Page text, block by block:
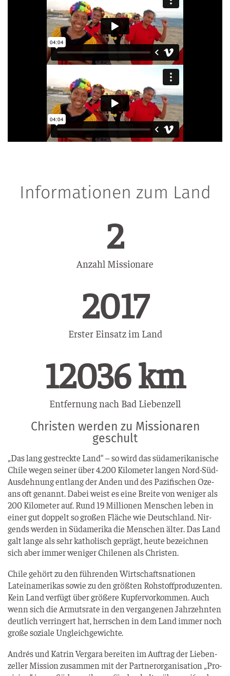
Informationen zum Land
Anzahl Missionare
2
Erster Einsatz im Land
2017
Entfernung nach Bad Liebenzell
12037 km
Christen werden zu Missionaren
geschult
„Das lang gestreck­te Land“ – so wird das süd­ame­ri­ka­ni­sche
Chi­le wegen sei­ner über 4.200 Kilo­me­ter lan­gen Nord-Süd-
Aus­deh­nung ent­lang der Anden und des Pazi­fi­schen Oze­
ans oft genannt. Dabei weist es eine Brei­te von weni­ger als
200 Kilo­me­ter auf. Rund 19 Mil­lio­nen Men­schen leben in
einer gut dop­pelt so gro­ßen Flä­che wie Deutsch­land. Nir­
gends wer­den in Süd­ame­ri­ka die Men­schen älter. Das Land
galt lan­ge als sehr katho­lisch geprägt, heu­te bezeich­nen
sich aber immer weni­ger Chi­le­nen als Christen.
Chi­le gehört zu den füh­ren­den Wirt­schafts­na­tio­nen
Latein­ame­ri­kas sowie zu den größ­ten Roh­stoff­pro­du­zen­ten.
Kein Land ver­fügt über grö­ße­re Kup­fer­vor­kom­men. Auch
wenn sich die Armuts­ra­te in den ver­gan­ge­nen Jahr­zehn­ten
deut­lich ver­rin­gert hat, herr­schen in dem Land immer noch
gro­ße sozia­le Ungleichgewichte.
Andrés und Kat­rin Ver­ga­ra berei­ten im Auf­trag der Lie­ben­
zel­ler Mis­si­on zusam­men mit der Part­ner­or­ga­ni­sa­ti­on „Pro­